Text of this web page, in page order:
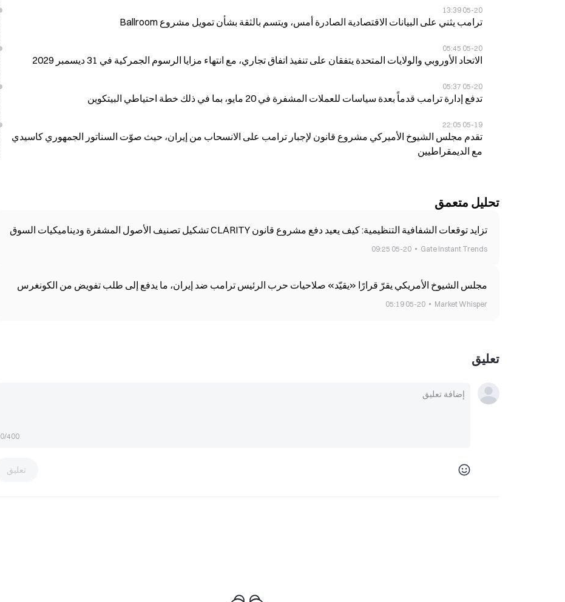
05-20 13:39
ترامب يثني على البيانات الاقتصادية الصادرة أمس، ويتسم بالثقة بشأن تمويل مشروع Ballroom
05-20 05:45
الاتحاد الأوروبي والولايات المتحدة يتفقان على تنفيذ اتفاق تجاري، مع انتهاء مزايا الرسوم الجمركية في 31 ديسمبر 2029
05-20 05:37
تدفع إدارة ترامب قدماً بعدة سياسات للعملات المشفرة في 20 مايو، بما في ذلك خطة احتياطي البيتكوين
05-19 22:05
تقدم مجلس الشيوخ الأميركي مشروع قانون لإجبار ترامب على الانسحاب من إيران، حيث صوّت السناتور الجمهوري كاسيدي
مع الديمقراطيين
تحليل متعمق
تزايد توقعات الشفافية التنظيمية: كيف يعيد دفع مشروع قانون CLARITY تشكيل تصنيف الأصول المشفرة وديناميكيات السوق
Gate Instant Trends
05-20 09:25
مجلس الشيوخ الأمريكي يقرّ قرارًا «يقيّد» صلاحيات حرب الرئيس ترامب ضد إيران، ما يدفع إلى طلب تفويض من الكونغرس
Market Whisper
05-20 05:19
تعليق
0/400
تعليق